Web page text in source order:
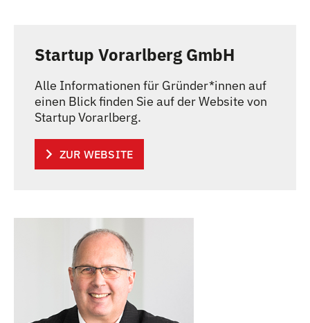
Startup Vorarlberg GmbH
Alle Informationen für Gründer*innen Innen
auf
einen Blick finden Sie auf der Website von
Startup Vorarlberg.
ZUR WEBSITE